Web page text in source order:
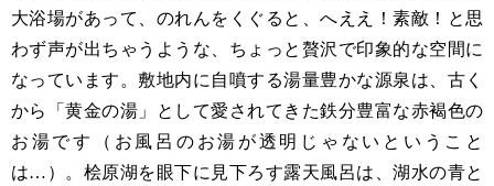
大浴場があって、のれんをくぐると、へええ！素敵！と思
わず声が出ちゃうような、ちょっと贅沢で印象的な空間に
なっています。敷地内に自噴する湯量豊かな源泉は、古く
から「黄金の湯」として愛されてきた鉄分豊富な赤褐色の
お湯です（お風呂のお湯が透明じゃないということ
は…）。桧原湖を眼下に見下ろす露天風呂は、湖水の青と